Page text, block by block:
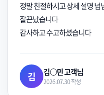
정말 친절하시고 상세 설명
잘끈났습니다
감사하고 수고하셨습니다
김 김○민 고객님
2026.07.30 작성